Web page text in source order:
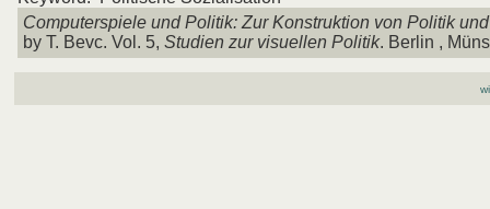
Computerspiele und Politik: Zur Konstruktion von Politik
by T. Bevc. Vol. 5, Studien zur visuellen Politik. Berlin ,